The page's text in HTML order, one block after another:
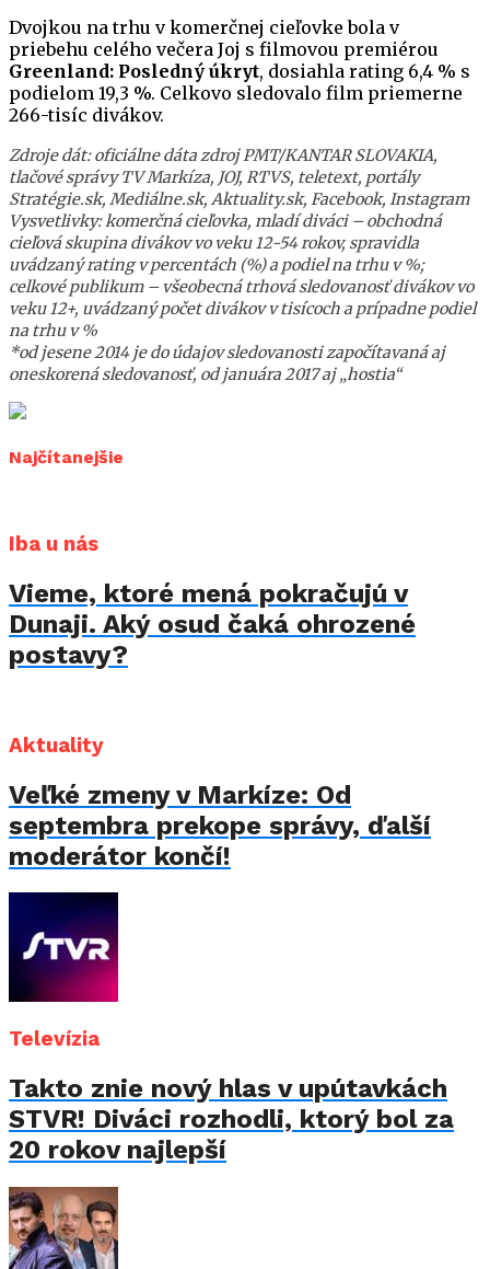
Dvojkou na trhu v komerčnej cieľovke bola v
priebehu celého večera Joj s filmovou premiérou
Greenland: Posledný úkryt, dosiahla rating 6,4 % s
podielom 19,3 %. Celkovo sledovalo film priemerne
266-tisíc divákov.
Zdroje dát: oficiálne dáta zdroj PMT/KANTAR SLOVAKIA,
tlačové správy TV Markíza, JOJ, RTVS, teletext, portály
Stratégie.sk, Mediálne.sk, Aktuality.sk, Facebook, Instagram
Vysvetlivky: komerčná cieľovka, mladí diváci – obchodná
cieľová skupina divákov vo veku 12-54 rokov, spravidla
uvádzaný rating v percentách (%) a podiel na trhu v %;
celkové publikum – všeobecná trhová sledovanosť divákov vo
veku 12+, uvádzaný počet divákov v tisícoch a prípadne podiel
na trhu v %
*od jesene 2014 je do údajov sledovanosti započítavaná aj
oneskorená sledovanosť, od januára 2017 aj „hostia“
Najčítanejšie
Iba u nás
Vieme, ktoré mená pokračujú v
Dunaji. Aký osud čaká ohrozené
postavy?
Aktuality
Veľké zmeny v Markíze: Od
septembra prekope správy, ďalší
moderátor končí!
Televízia
Takto znie nový hlas v upútavkách
STVR! Diváci rozhodli, ktorý bol za
20 rokov najlepší